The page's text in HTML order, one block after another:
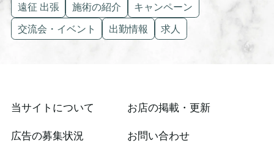
遠征 出張 施術の紹介
キャンペーン
交流会・イベント
出勤情報 求人
当サイトについて お店の掲載・更新
広告の募集状況 お問い合わせ